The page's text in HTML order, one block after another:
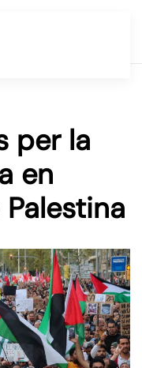
per la
en